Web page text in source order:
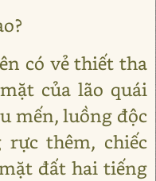
có vẻ thiết tha
của lão quái
mến, luồng độc
rực thêm, chiếc
đất hai tiếng